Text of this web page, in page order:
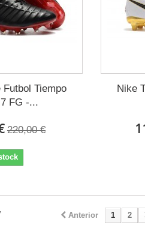
Futbol Tiempo
FG -...
220,00 €
Nike
Anterior 1 2